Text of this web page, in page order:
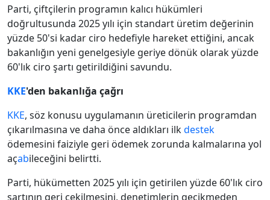
Parti, çiftçilerin programın kalıcı hükümleri
doğrultusunda 2025 yılı için standart üretim değerinin
yüzde 50'si kadar ciro hedefiyle hareket ettiğini, ancak
bakanlığın yeni genelgesiyle geriye dönük olarak yüzde
60'lık ciro şartı getirildiğini savundu.
KKE'den bakanlığa çağrı
KKE, söz konusu uygulamanın üreticilerin programdan
çıkarılmasına ve daha önce aldıkları ilkdestek
ödemesini faiziyle geri ödemek zorunda kalmalarına yol
açabileceğini belirtti.
Parti, hükümetten 2025 yılı için getirilen yüzde 60'lık ciro
şartının geri çekilmesini, denetimlerin gecikmeden